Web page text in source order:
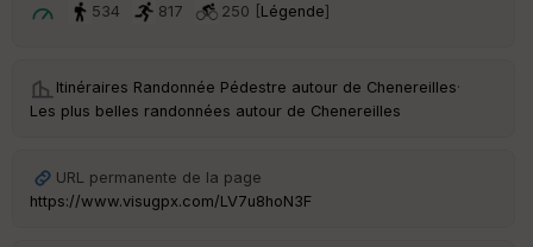
534 817 250 [Légende]
Itinéraires Randonnée Pédestre autour de Chenereilles·
Les plus belles randonnées autour de Chenereilles
URL permanente de la page
https://www.visugpx.com/LV7u8hoN3F